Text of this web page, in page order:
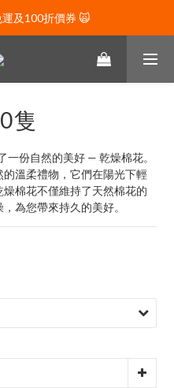
及100折價券 🙀
及100折價券 🙀
屬好禮三選一🌟
及100折價券 🙀
隻
份自然的美好 — 乾燥棉花。
溫柔禮物，它們在陽光下輕
棉花不僅維持了天然棉花的
為您帶來持久的美好。